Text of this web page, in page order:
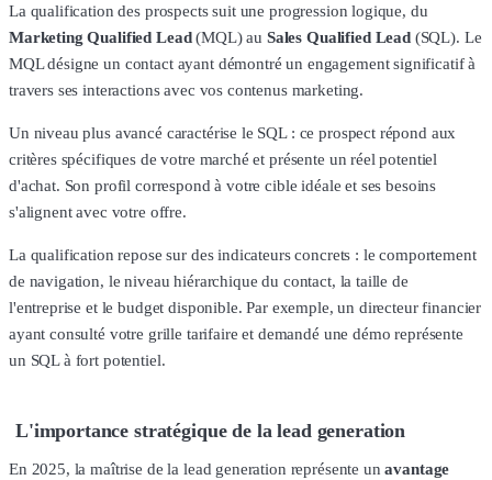
La qualification des prospects suit une progression logique, du
Marketing Qualified Lead(MQL) au Sales Qualified Lead(SQL). Le
MQL désigne un contact ayant démontré un engagement significatif à
travers ses interactions avec vos contenus marketing.
Un niveau plus avancé caractérise le SQL : ce prospect répond aux
critères spécifiques de votre marché et présente un réel potentiel
d'achat. Son profil correspond à votre cible idéale et ses besoins
s'alignent avec votre offre.
La qualification repose sur des indicateurs concrets : le comportement
de navigation, le niveau hiérarchique du contact, la taille de
l'entreprise et le budget disponible. Par exemple, un directeur financier
ayant consulté votre grille tarifaire et demandé une démo représente
un SQL à fort potentiel.
L'importance stratégique de la lead generation
En 2025, la maîtrise de la lead generation représente unavantage